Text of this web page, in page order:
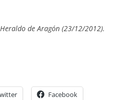
de Aragón (23/12/2012).
Facebook